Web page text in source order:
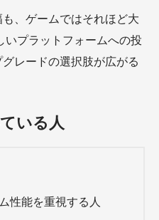
、ゲームではそれほど大
いプラットフォームへの投
レードの選択肢が広がる
いる人
性能を重視する人